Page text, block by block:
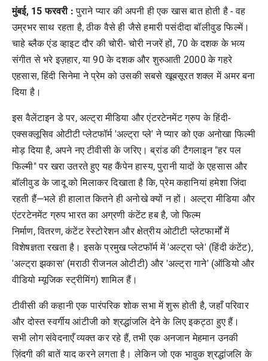
मुंबई, 15 फरवरी :पुराने प्यार की अपनी ही एक खास बात होती है-वह
उम्रभर साथ रहता है,ठीक वैसे ही जैसे हमारी पसंदीदा बॉलीवुड फिल्में।
चाहे ब्लैक एंड व्हाइट दौर की चोरी-चोरी नजरें हों, 70के दशक के भव्य
संगीत से भरे इज़हार,या 90के दशक और शुरुआती 2000के गहरे
एहसास,हिंदी सिनेमा ने प्रेम को उसकी सबसे खूबसूरत शक्ल में अमर बना
दिया है।
इस वैलेंटाइन डे पर,अल्ट्रा मीडिया और एंटरटेनमेंट ग्रुप के हिंदी-
एक्सक्लूसिव ओटीटी प्लेटफॉर्म'अल्ट्रा प्ले'ने प्यार को एक अनोखा फिल्मी
मोड़ दिया है, अपने नए टीवीसी के जरिए। ब्रांड की टैगलाइन"हर पल
फिल्मी"पर खरा उतरते हुए यह कैंपेन हास्य,पुरानी यादों के एहसास और
बॉलीवुड के जादू को मिलाकर दिखाता है कि,प्रेम कहानियां हमेशा जिंदा
रहती हैं—भले ही हालात कितने ही अनोखे क्यों न हों। अल्ट्रा मीडिया और
एंटरटेनमेंट ग्रुप भारत का अग्रणी कंटेंट हब है,जो फिल्म
निर्माण,वितरण,कंटेंट रेस्टोरेशन और क्षेत्रीय ओटीटी प्लेटफार्मों में
विशेषज्ञता रखता है। इसके प्रमुख प्लेटफॉर्म में'अल्ट्रा प्ले' (हिंदी कंटेंट),
'अल्ट्रा झकास' (मराठी रीजनल ओटीटी)और 'अल्ट्रा गाने' (ऑडियो और
वीडियो म्यूजिक स्ट्रीमिंग)शामिल हैं।
टीवीसी की कहानी एक पारंपरिक शोक सभा में शुरू होती है,जहाँ परिवार
और दोस्त स्वर्गीय आंटीजी को श्रद्धांजलि देने के लिए इकट्ठा हुए हैं।
सभी लोग संवेदनाएँ व्यक्त कर रहे हैं,तभी एक अनजान मेहमान उनकी
ज़िंदगी की बातें याद करने लगता है। लेकिन जो एक भावुक श्रद्धांजलि के